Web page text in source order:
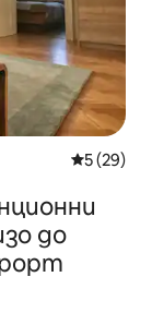
Средна
5 (29)
до